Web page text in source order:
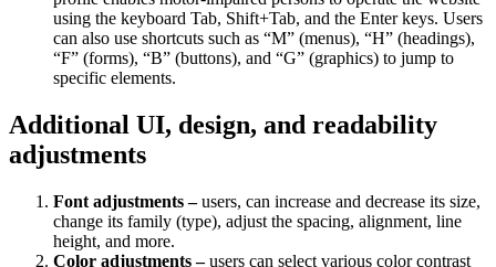
using the keyboard Tab, Shift+Tab, and the Enter keys. Users
can also use shortcuts such as “M” (menus), “H” (headings),
“F” (forms), “B” (buttons), and “G” (graphics) to jump to
specific elements.
Additional UI, design, and readability
adjustments
Font adjustments –users, can increase and decrease its size,
change its family (type), adjust the spacing, alignment, line
height, and more.
Color adjustments –users can select various color contrast